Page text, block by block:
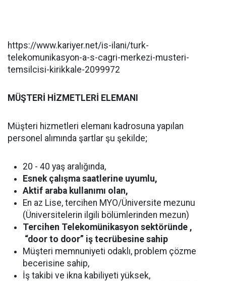
https://www.kariyer.net/is-ilani/turk-
telekomunikasyon-a-s-cagri-merkezi-musteri-
temsilcisi-kirikkale-2099972
MÜŞTERİ HİZMETLERİ ELEMANI
Müşteri hizmetleri elemanı kadrosuna yapılan
personel alımında şartlar şu şekilde;
20 - 40 yaş aralığında,
Esnek çalışma saatlerine uyumlu,
Aktif araba kullanımı olan,
En az Lise, tercihen MYO/Üniversite mezunu
(Üniversitelerin ilgili bölümlerinden mezun)
Tercihen Telekomünikasyon sektöründe ,
“door to door” iş tecrübesine sahip
Müşteri memnuniyeti odaklı, problem çözme
becerisine sahip,
İş takibi ve ikna kabiliyeti yüksek,